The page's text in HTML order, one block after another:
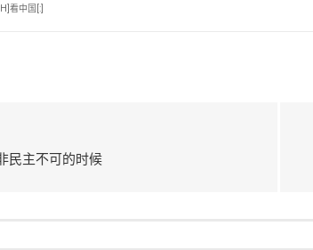
看中国[:]
民主不可的时候